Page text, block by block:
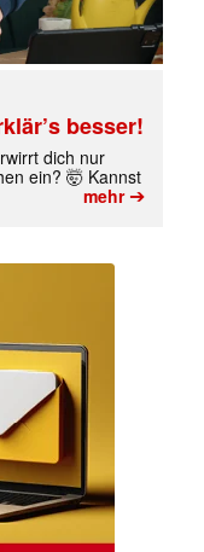
besser!
dich nur
ein? 🤯 Kannst
mehr➔